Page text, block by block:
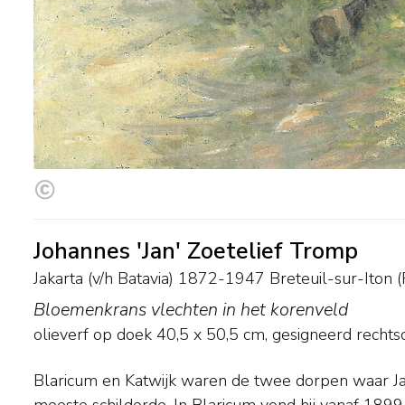
Johannes 'Jan' Zoetelief Tromp
Jakarta (v/h Batavia) 1872-1947 Breteuil-sur-Iton
Bloemenkrans vlechten in het korenveld
olieverf op doek 40,5 x 50,5 cm, gesigneerd
Blaricum en Katwijk waren de twee dorpen waar
spelend op het strand, geitjes hoedend of